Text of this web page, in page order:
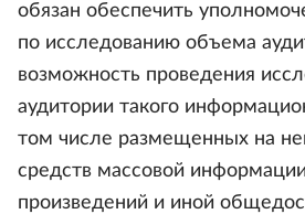
обязан обеспечить
по исследованию объема
возможность проведения
аудитории такого
том числе размещенных на
средств массовой
произведений и иной